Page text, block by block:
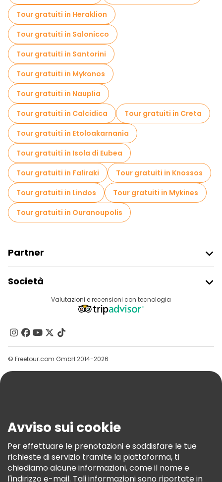
Tour gratuiti in Heraklion
Tour gratuiti in Salonicco
Tour gratuiti in Santorini
Tour gratuiti in Mykonos
Tour gratuiti in Nauplia
Tour gratuiti in Calcidica
Tour gratuiti in Creta
Tour gratuiti in Etoloakarnania
Tour gratuiti in Isola di Eubea
Tour gratuiti in Faliraki
Tour gratuiti in Knossos
Tour gratuiti in Lindos
Tour gratuiti in Mykines
Tour gratuiti in Ouranoupolis
Partner
Accesso Del Fornitore
Programma Di Affiliazione
Società
Destinazioni
Contattaci
Gruppi
Aiuto
Termini E Condizioni
Informativa Sui Cookie
Freetour Premi
Programma Di Fidelizzazione
Valutazioni e recensioni con tecnologia
© Freetour.com GmbH 2014-2026
Avviso sui cookie
Per effettuare le prenotazioni e soddisfare le tue
richieste di servizio tramite la piattaforma, ti
chiediamo alcune informazioni, come il nome e
l'indirizzo e-mail. Tali informazioni sono riportate in